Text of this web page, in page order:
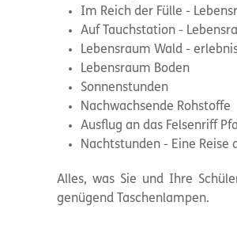
Im Reich der Fülle -
Auf Tauchstation -
Lebensraum Wald -
Lebensraum Boden
Sonnenstunden
Nachwachsende Rohstoffe
Ausflug an das Felsenriff
Nachtstunden - Eine Reise
Alles, was Sie und Ihre
genügend Taschenlampen.